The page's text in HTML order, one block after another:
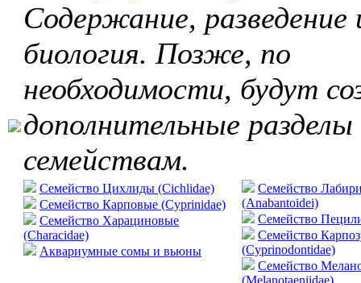
Содержание, разведение
биология. Позже, по
необходимости, будут
дополнительные разделы
семействам.
Семейство Цихлиды (Cichlidae)
Семейство Карповые (Cyprinidae)
Семейство Харациновые
(Characidae)
Аквариумные сомы и вьюны
Семейство
(Anabantoidei)
Cемейство
Семейство
(Cyprinodontidae)
Семейство
(Melanotaeniidae)